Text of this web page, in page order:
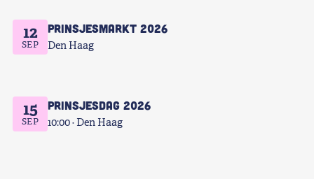
12
SEP
Prinsjesmarkt 2026
Den Haag
15
SEP
Prinsjesdag 2026
10:00 Den Haag